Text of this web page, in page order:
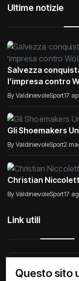
Ultime notizie
Salvezza
l’impresa contro
By ValdinievoleSport17
Gli Shoemakers
By ValdinievoleSport2
Christian
By ValdinievoleSport17
Link utili
Raccontiamo di
Questo sito